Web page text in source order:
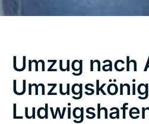
Umzug nach